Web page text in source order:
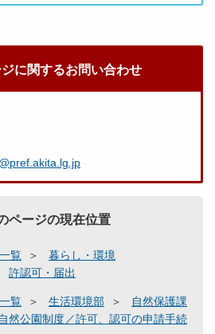
に関するお問い合わせ
ページの現在位置
覧
暮らし・環境
許認可・届出
覧 生活環境部
自然保護課
自然公園制度／許可、認可の申請手続